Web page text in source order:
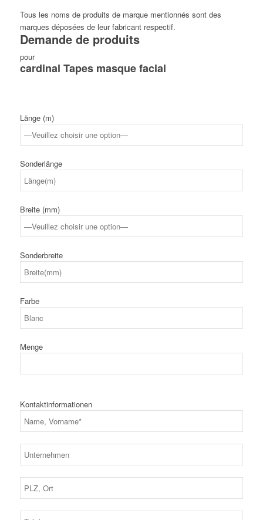
Tous les noms de produits de marque mentionnés sont des
marques déposées de leur fabricant respectif.
Demande de produits
pour
cardinal Tapes masque facial
Länge (m)
Sonderlänge
Breite (mm)
Sonderbreite
Farbe
Menge
Kontaktinformationen